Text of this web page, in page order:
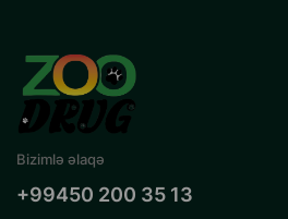
Bizimlə əlaqə
+99450 200 35 13